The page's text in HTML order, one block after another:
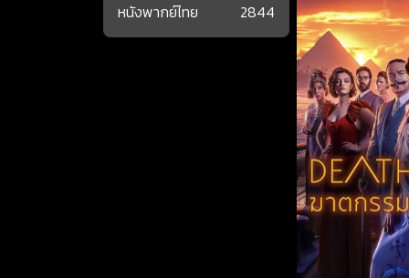
หนังพากย์ไทย
2844